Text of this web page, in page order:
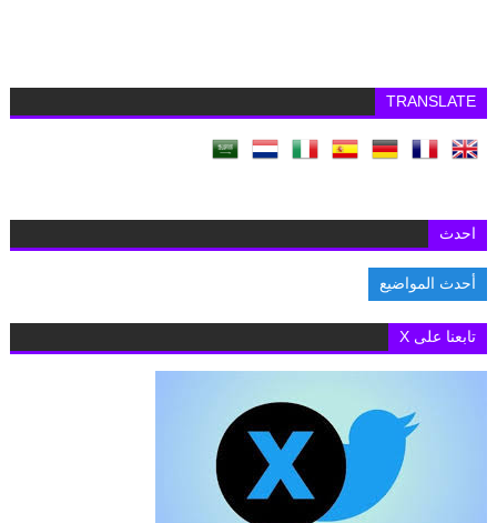
TRANSLATE
احدث
أحدث المواضيع
تابعنا على X